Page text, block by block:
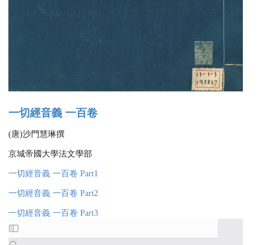
一切經音義 一百卷
(唐)沙門慧琳撰
京城帝國大學法文學部
一切經音義 一百卷 Part1
一切經音義 一百卷 Part2
一切經音義 一百卷 Part3